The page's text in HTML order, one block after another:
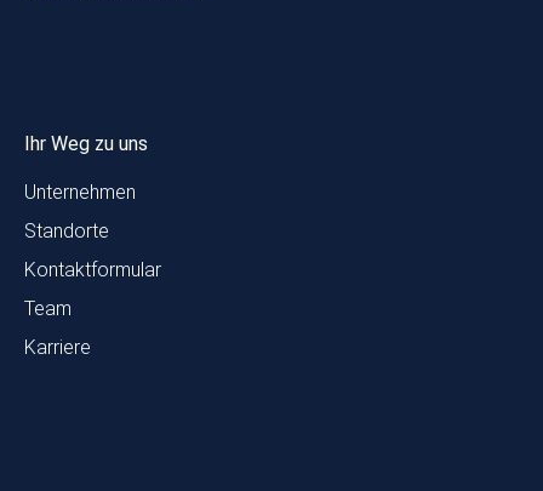
Ihr Weg zu uns
Unternehmen
Standorte
Kontaktformular
Team
Karriere